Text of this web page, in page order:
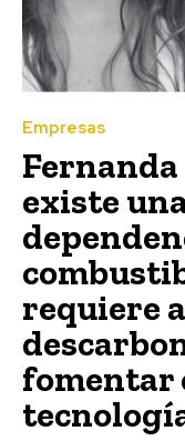
Empresas
Fernanda
existe
requiere
fomentar